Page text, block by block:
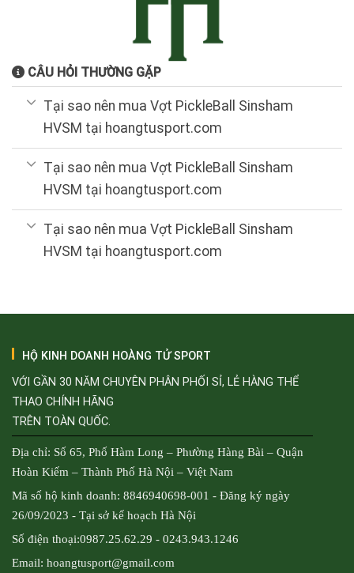
CÂU HỎI THƯỜNG GẶP
Tại sao nên mua Vợt PickleBall Sinsham
HVSM tại hoangtusport.com
Tại sao nên mua Vợt PickleBall Sinsham
HVSM tại hoangtusport.com
Tại sao nên mua Vợt PickleBall Sinsham
HVSM tại hoangtusport.com
HỘ KINH DOANH HOÀNG TỬ SPORT
VỚI GẦN 30 NĂM CHUYÊN PHÂN PHỐI SỈ, LẺ HÀNG THỂ
THAO CHÍNH HÃNG
TRÊN TOÀN QUỐC.
Địa chỉ: Số 65, Phố Hàm Long – Phường Hàng Bài – Quận
Hoàn Kiếm – Thành Phố Hà Nội – Việt Nam
Mã số hộ kinh doanh: 8846940698-001 - Đăng ký ngày
26/09/2023 - Tại sở kế hoạch Hà Nội
Số điện thoại:0987.25.62.29 - 0243.943.1246
Email: hoangtusport@gmail.com